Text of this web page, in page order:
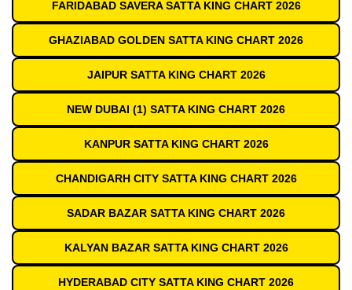
FARIDABAD SAVERA SATTA KING CHART 2026
GHAZIABAD GOLDEN SATTA KING CHART 2026
JAIPUR SATTA KING CHART 2026
NEW DUBAI (1) SATTA KING CHART 2026
KANPUR SATTA KING CHART 2026
CHANDIGARH CITY SATTA KING CHART 2026
SADAR BAZAR SATTA KING CHART 2026
KALYAN BAZAR SATTA KING CHART 2026
HYDERABAD CITY SATTA KING CHART 2026